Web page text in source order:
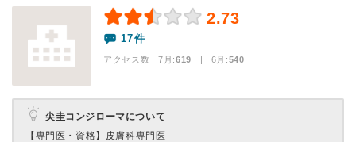
2.73
17件
アクセス数 7月:619 | 6月:540
尖圭コンジローマについて
【専門医・資格】 皮膚科専門医